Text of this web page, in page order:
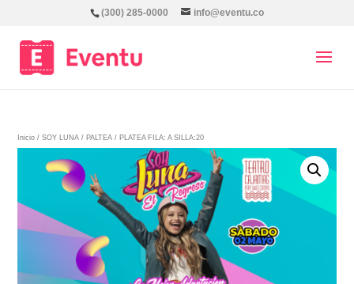
(300) 285-0000 info@eventu.co
Inicio /SOY LUNA / PALTEA / PLATEA FILA: A SILLA:20